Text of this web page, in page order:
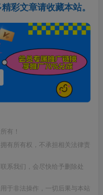
彩文章请收藏本站。
有！
有所有权，不承担相关法律责
系我们，会尽快给予删除处
于非法操作，一切后果与本站